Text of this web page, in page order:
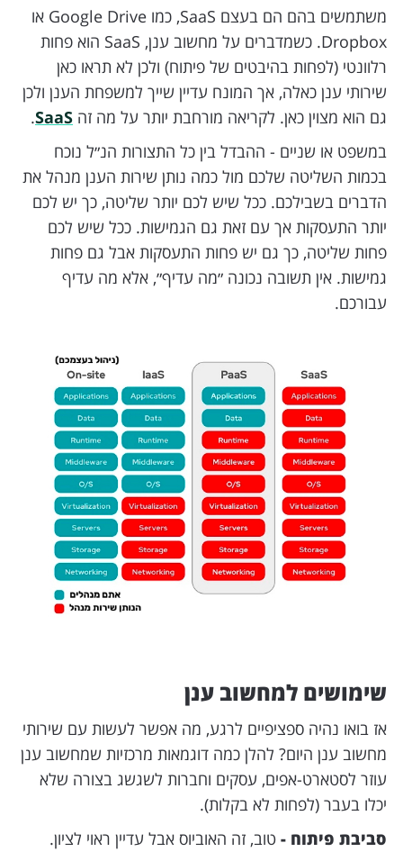
משתמשים בהם הם בעצם SaaS, כמו Google Drive או
Dropbox. כשמדברים על מחשוב ענן, SaaS הוא פחות
רלוונטי (לפחות בהיבטים של פיתוח) ולכן לא תראו כאן
שירותי ענן כאלה, אך המונח עדיין שייך למשפחת הענן ולכן
גם הוא מצוין כאן. לקריאה מורחבת יותר על מה זה SaaS
.
במשפט או שניים - ההבדל בין כל התצורות הנ״ל נוכח
בכמות השליטה שלכם מול כמה נותן שירות הענן מנהל את
הדברים בשבילכם. ככל שיש לכם יותר שליטה, כך יש לכם
יותר התעסקות אך עם זאת גם הגמישות. ככל שיש לכם
פחות שליטה, כך גם יש פחות התעסקות אבל גם פחות
גמישות. אין תשובה נכונה ״מה עדיף״, אלא מה עדיף
עבורכם.
שימושים למחשוב ענן
אז בואו נהיה ספציפיים לרגע, מה אפשר לעשות עם שירותי
מחשוב ענן היום? להלן כמה דוגמאות מרכזיות שמחשוב ענן
עוזר לסטארט-אפים, עסקים וחברות לשגשג בצורה שלא
יכלו בעבר (לפחות לא בקלות).
סביבת פיתוח - טוב, זה האוביוס אבל עדיין ראוי לציון.